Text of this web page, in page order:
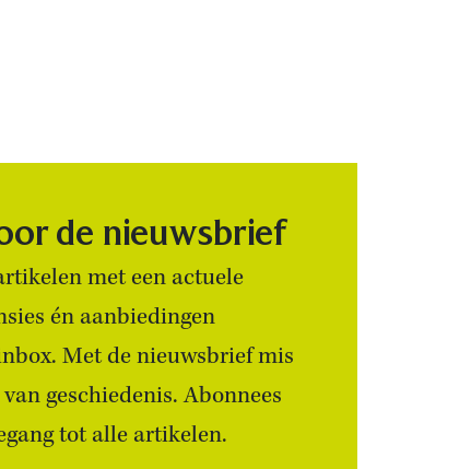
de nieuwsbrief
met een actuele
én aanbiedingen
Met de nieuwsbrief mis
geschiedenis. Abonnees
tot alle artikelen.